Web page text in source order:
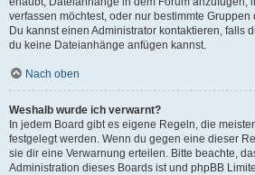
verfassen möchtest, oder nur bestimmte
Du kannst einen Administrator kontaktieren, falls
du keine Dateianhänge anfügen kannst.
Nach oben
Weshalb wurde ich verwarnt?
In jedem Board gibt es eigene Regeln, die
festgelegt werden. Wenn du gegen eine dieser
sie dir eine Verwarnung erteilen. Bitte beachte,
Administration dieses Boards ist und phpBB